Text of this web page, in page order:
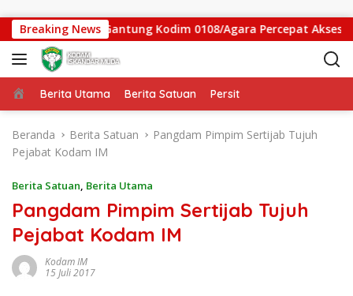
Breaking News
Jembatan Gantung Kodim 0108/Agara Percepat Akses
Beranda
Berita Utama Berita Satuan Persit
Beranda Berita Satuan
Pangdam Pimpim Sertijab Tujuh
Pejabat Kodam IM
Berita Satuan, Berita Utama
Pangdam Pimpim Sertijab Tujuh
Pejabat Kodam IM
Kodam IM
15 Juli 2017